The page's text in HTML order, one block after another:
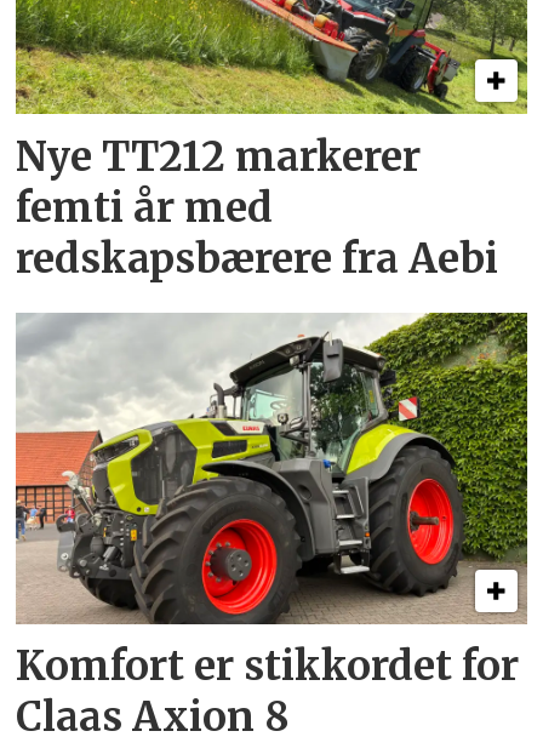
Nye TT212 markerer
femti år­ med
redskapsbærere fra Aebi
Komfort er stikkordet for
Claas Axion 8